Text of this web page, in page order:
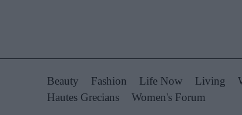
Styling
Fashion
Beauty Fashion Life Now Living
Hautes Grecians
Women's Forum